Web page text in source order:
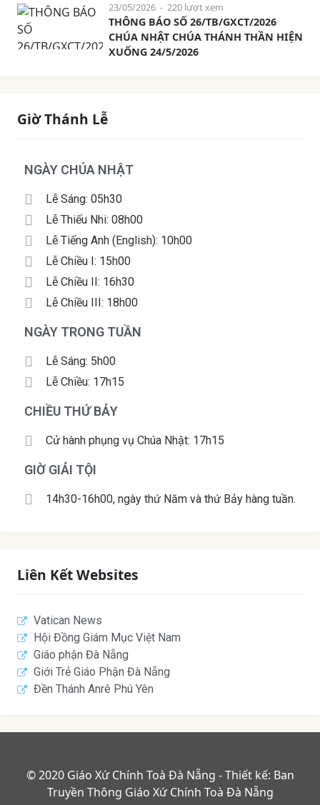
23/05/2026 - 220 lượt xem
THÔNG BÁO SỐ 26/TB/GXCT/2026
CHÚA NHẬT CHÚA THÁNH THẦN HIỆN
XUỐNG 24/5/2026
Giờ Thánh Lễ
NGÀY CHÚA NHẬT
Lễ Sáng: 05h30
Lễ Thiếu Nhi: 08h00
Lễ Tiếng Anh (English): 10h00
Lễ Chiều I: 15h00
Lễ Chiều II: 16h30
Lễ Chiều III: 18h00
NGÀY TRONG TUẦN
Lễ Sáng: 5h00
Lễ Chiều: 17h15
CHIỀU THỨ BẢY
Cử hành phụng vụ Chúa Nhật: 17h15
GIỜ GIẢI TỘI
14h30-16h00, ngày thứ Năm và thứ Bảy hàng tuần.
Liên Kết Websites
Vatican News
Hội Đồng Giám Mục Việt Nam
Giáo phận Đà Nẵng
Giới Trẻ Giáo Phận Đà Nẵng
Đền Thánh Anrê Phú Yên
© 2020 Giáo Xứ Chính Toà Đà Nẵng - Thiết kế: Ban
Truyền Thông Giáo Xứ Chính Toà Đà Nẵng